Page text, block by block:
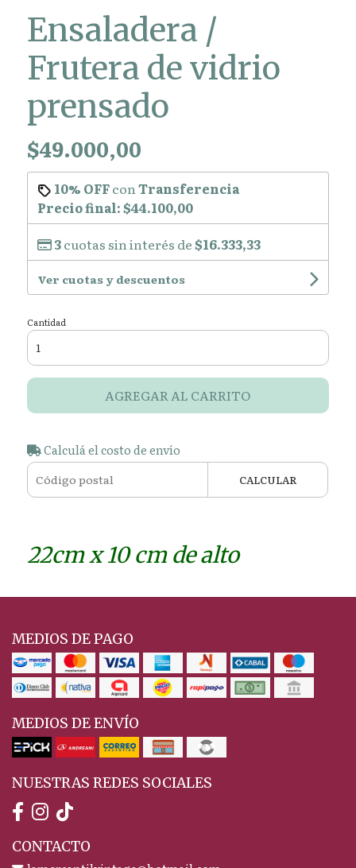
Ensaladera /
Frutera de vidrio
prensado
$49.000,00
10% OFFcon Transferencia
Precio final:$44.100,00
3cuotas sin interés de$16.333,33
Ver cuotas y descuentos
Cantidad
AGREGAR AL CARRITO
Calculá el costo de envío
CALCULAR
22cm x 10 cm de alto
MEDIOS DE PAGO
MEDIOS DE ENVÍO
NUESTRAS REDES SOCIALES
CONTACTO